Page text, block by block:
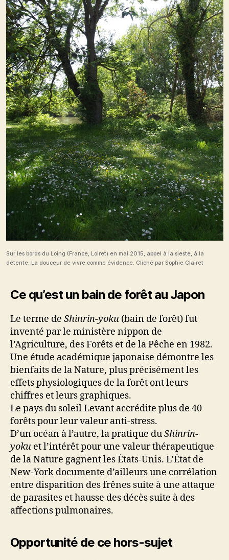
Sur les bords du Loing (France, Loiret) en mai 2015, appel à la sieste, à la
détente. La douceur de vivre comme évidence. Cliché par Sophie Clairet
Ce qu’est un bain de forêt au Japon
Le terme de Shinrin-yoku (bain de forêt) fut
inventé par le ministère nippon de
l’Agriculture, des Forêts et de la Pêche en 1982.
Une étude académique japonaise démontre les
bienfaits de la Nature, plus précisément les
effets physiologiques de la forêt ont leurs
chiffres et leurs graphiques.
Le pays du soleil Levant accrédite plus de 40
forêts pour leur valeur anti-stress.
D’un océan à l’autre, la pratique duShinrin-
yoku et l’intérêt pour une valeur thérapeutique
de la Nature gagnent les États-Unis. L’État de
New-York documente d’ailleurs une corrélation
entre disparition des frênes suite à une attaque
de parasites et hausse des décès suite à des
affections pulmonaires.
Opportunité de ce hors-sujet